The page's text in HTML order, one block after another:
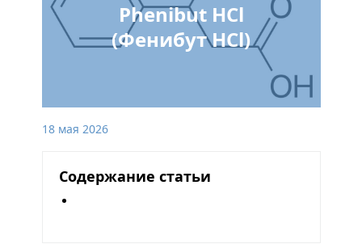
Phenibut HCl
(Фенибут HCl)
18 мая 2026
Содержание статьи